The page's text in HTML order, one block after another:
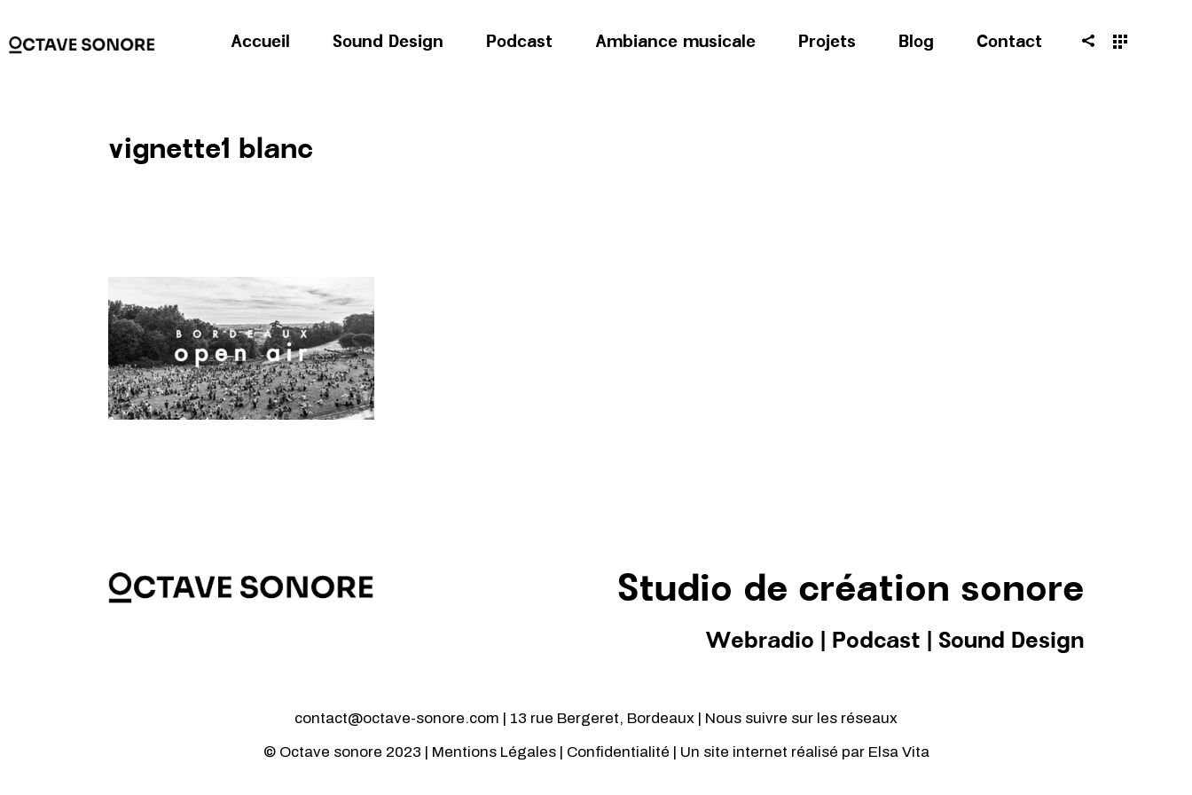
Accueil Sound Design Podcast Ambiance musicale Projets Blog Contact
vignette1 blanc
Studio de création sonore
Webradio Podcast Sound Design
contact@octave-sonore.com | 13 rue Bergeret, Bordeaux | Nous suivre sur les réseaux
© Octave sonore 2023 | Mentions Légales| Confidentialité | Un site internet réalisé par Elsa Vita